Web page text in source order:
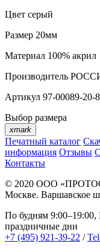
Цвет серый
Размер 20мм
Материал 100% акрил
Производитель
Артикул 97-00089-20-
Выбор размера
xmark
Печатный каталог
информация Отзывы
Контакты
© 2020 ООО
Москве. Варшавское
По будням 9:00–19:00,
праздничные дни
+7 (495) 921-39-22 /